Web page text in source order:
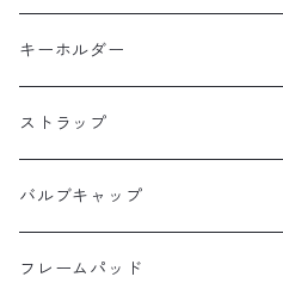
CAMELCHOPS
Dripper cycle
Ellum Bag Works
Farewell
フレームバッグ
ドリンクバッグ
リアトップチューブバッグ
サドルバッグ
バックパック
キーホルダー
ストラップ
バルブキャップ
フレームパッド